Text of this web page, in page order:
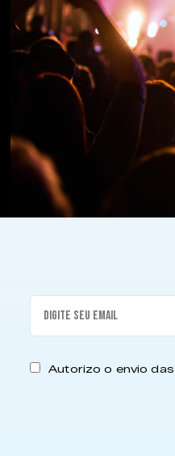
Autorizo o envio